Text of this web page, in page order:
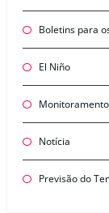
Boletins para
El Niño
Monitoramento
Notícia
Previsão do